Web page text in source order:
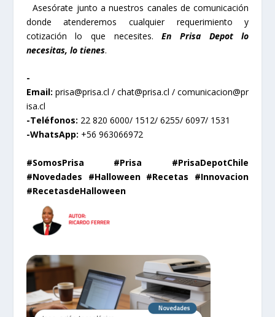
Asesórate junto a nuestros canales de comunicación
donde atenderemos cualquier requerimiento y
cotización lo que necesites.En Prisa Depot lo
necesitas, lo tienes.
-
Email: prisa@prisa.cl /chat@prisa.cl /comunicacion@pr
isa.cl
-Teléfonos: 22 820 6000/ 1512/ 6255/ 6097/ 1531
-WhatsApp: +56 963066972
#SomosPrisa #Prisa #PrisaDepotChile
#Novedades #Halloween #Recetas #Innovacion
#RecetasdeHalloween